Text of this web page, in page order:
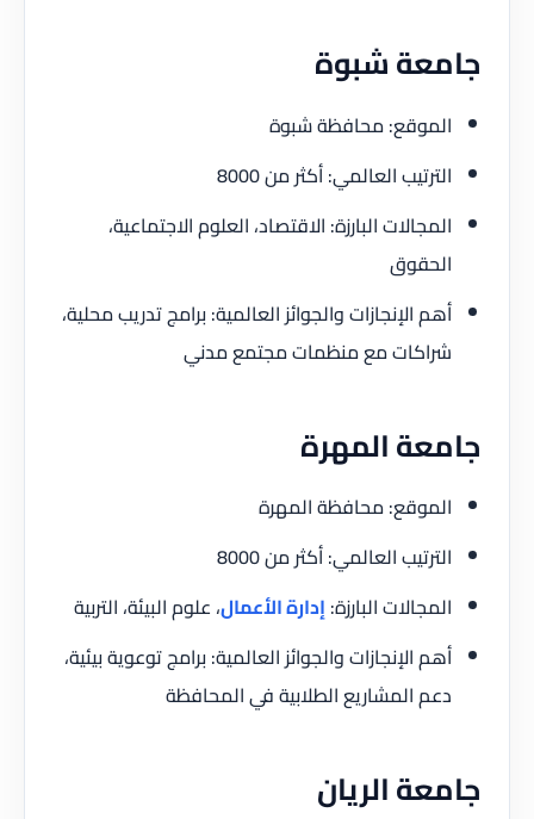
جامعة شبوة
الموقع: محافظة شبوة
الترتيب العالمي: أكثر من 8000
المجالات البارزة: الاقتصاد، العلوم الاجتماعية،
الحقوق
أهم الإنجازات والجوائز العالمية: برامج تدريب محلية،
شراكات مع منظمات مجتمع مدني
جامعة المهرة
الموقع: محافظة المهرة
الترتيب العالمي: أكثر من 8000
المجالات البارزة: إدارة الأعمال، علوم البيئة، التربية
أهم الإنجازات والجوائز العالمية: برامج توعوية بيئية،
دعم المشاريع الطلابية في المحافظة
جامعة الريان